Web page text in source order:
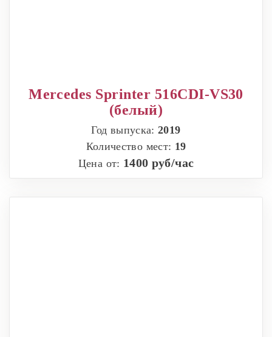
Mercedes Sprinter 516CDI-VS30
(белый)
Год выпуска:2019
Количество мест: 19
Цена от: 1400 руб/час